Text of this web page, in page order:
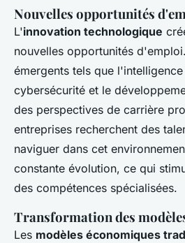
Nouvelles opportunités
L'innovation technologique
nouvelles opportunités
émergents tels que
cybersécurité et le
des perspectives de carrière
entreprises recherchent des
naviguer dans cet
constante évolution, ce qui
des compétences spécialisées.
Transformation des
Les modèles économiques